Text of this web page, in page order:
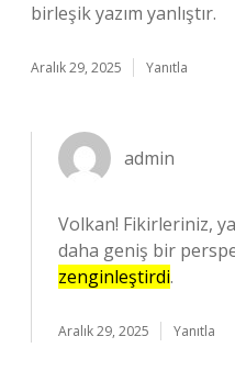
birleşik yazım yanlıştır.
Aralık 29, 2025 Yanıtla
admin
Volkan! Fikirleriniz,
daha geniş bir
zenginleştirdi.
Aralık 29, 2025 Yanıtla